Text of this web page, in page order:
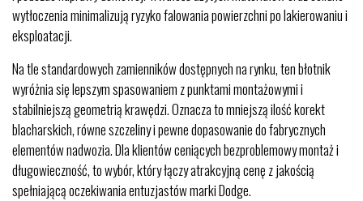
wytłoczenia minimalizują ryzyko falowania powierzchni po lakierowaniu i
eksploatacji.
Na tle standardowych zamienników dostępnych na rynku, ten błotnik
wyróżnia się lepszym spasowaniem z punktami montażowymi i
stabilniejszą geometrią krawędzi. Oznacza to mniejszą ilość korekt
blacharskich, równe szczeliny i pewne dopasowanie do fabrycznych
elementów nadwozia. Dla klientów ceniących bezproblemowy montaż i
długowieczność, to wybór, który łączy atrakcyjną cenę z jakością
spełniającą oczekiwania entuzjastów marki Dodge.